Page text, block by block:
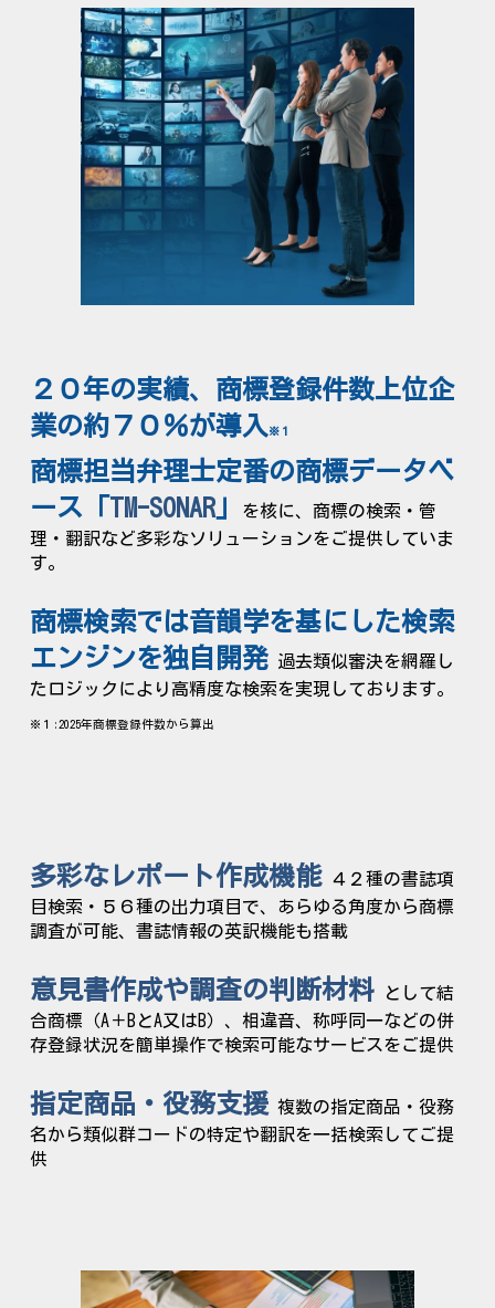
２０年の実績、商標登録件数上位企
業の約７０％が導入 ※１
商標担当弁理士定番の商標データベ
ース「 TM-SONAR を核に、商標の検索・管
理・翻訳など多彩なソリューションをご提供していま
す。
商標検索では音韻学を基にした検索
エンジンを独自開発 過去類似審決を網羅し
たロジックにより高精度な検索を実現しております。
※１:2025年商標登録件数から算出
多彩なレポート作成機能 ４２種の書誌項
目検索・５６種の出力項目で、あらゆる角度から商標
調査が可能、書誌情報の英訳機能も搭載
意見書作成や調査の判断材料 として結
合商標（A＋BとA又はB）、相違音、称呼同一などの併
存登録状況を簡単操作で検索可能なサービスをご提供
指定商品・役務支援 複数の指定商品・役務
名から類似群コードの特定や翻訳を一括検索してご提
供